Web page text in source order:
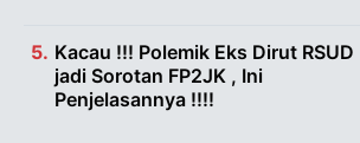
Kacau !!! Polemik Eks Dirut RSUD
jadi Sorotan FP2JK , Ini
Penjelasannya !!!!